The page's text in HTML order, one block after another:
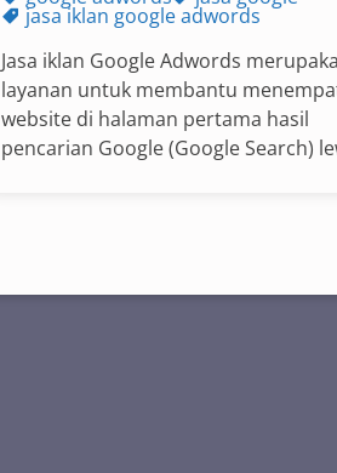
jasa iklan google adwords
Jasa iklan Google Adwords
layanan untuk membantu
website di halaman pertama hasil
pencarian Google (Google Search)